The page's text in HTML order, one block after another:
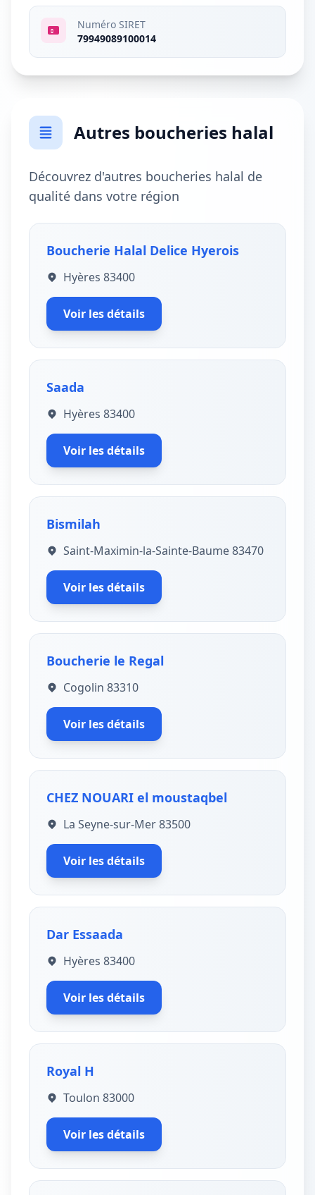
Numéro SIRET
79949089100014
Autres boucheries halal
Découvrez d'autres boucheries halal de
qualité dans votre région
Boucherie Halal Delice Hyerois
Hyères 83400
Voir les détails
Saada
Hyères 83400
Voir les détails
Bismilah
Saint-Maximin-la-Sainte-Baume 83470
Voir les détails
Boucherie le Regal
Cogolin 83310
Voir les détails
CHEZ NOUARI el moustaqbel
La Seyne-sur-Mer 83500
Voir les détails
Dar Essaada
Hyères 83400
Voir les détails
Royal H
Toulon 83000
Voir les détails